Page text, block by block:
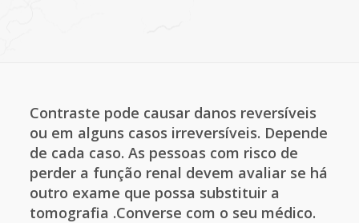
Contraste pode causar danos reversíveis
ou em alguns casos irreversíveis. Depende
de cada caso. As pessoas com risco de
perder a função renal devem avaliar se há
outro exame que possa substituir a
tomografia .Converse com o seu médico.